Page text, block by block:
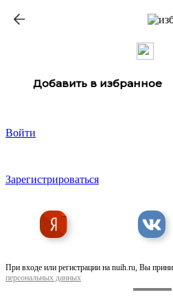
Добавить в избранное
Войти
Зарегистрироваться
При входе или регистрации на nuih.ru, Вы
персональных данных